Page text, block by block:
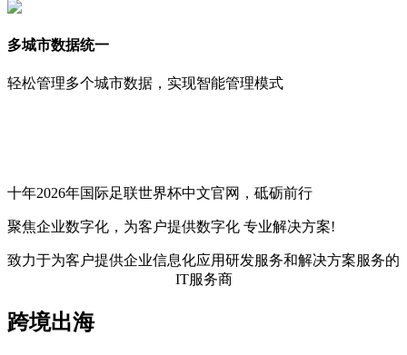
多城市数据统一
轻松管理多个城市数据，实现智能管理模式
十年2026年国际足联世界杯中文官网，砥砺前行
聚焦企业数字化， 为客户提供数字化 专业解决方案!
致力于为客户提供企业信息化应用研发服务和解决方案服务的
IT服务商
跨境出海